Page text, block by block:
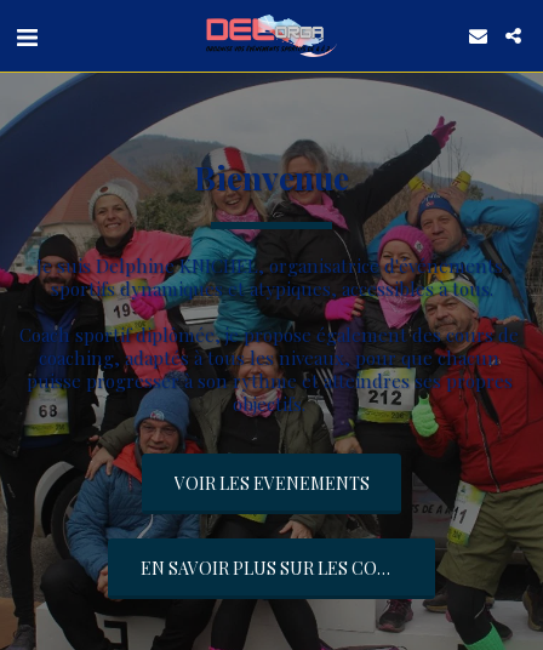
Bienvenue
Je suis Delphine KNICHEL, organisatrice d'événements
sportifs dynamiques et atypiques, accessibles à tous.
Coach sportif diplômée, je propose également des cours de
coaching, adaptés à tous les niveaux, pour que chacun
puisse progresser à son rythme et atteindres ses propres
objectifs.
VOIR LES EVENEMENTS
EN SAVOIR PLUS SUR LES COURS